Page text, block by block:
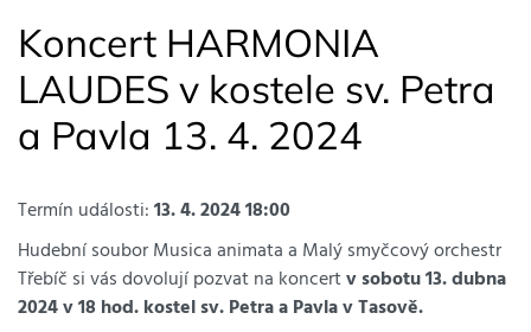
Koncert HARMONIA
LAUDES v kostele sv. Petra
a Pavla 13. 4. 2024
Termín události:13. 4. 2024 18:00
Hudební soubor Musica animata a Malý smyčcový orchestr
Třebíč si vás dovolují pozvat na koncertv sobotu 13. dubna
2024 v 18 hod. kostel sv. Petra a Pavla v Tasově.